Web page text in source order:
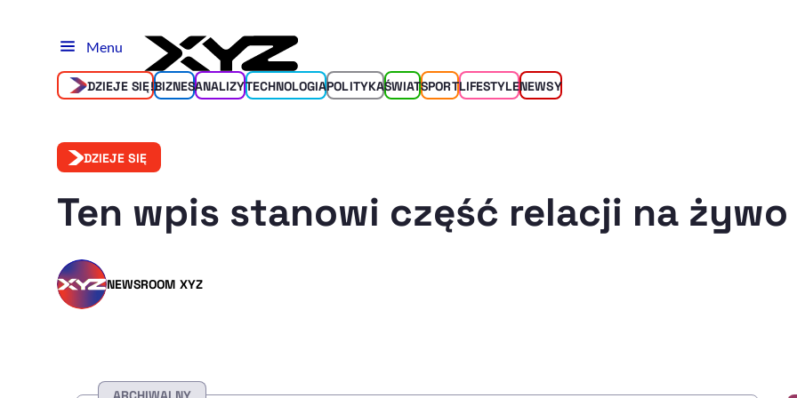
Menu
DZIEJE SIĘ!BIZNESANALIZYTECHNOLOGIAPOLITYKAŚWIATSPORTLIFESTYLENEWSY
DZIEJE SIĘ
Ten wpis stanowi część relacji na żywo
NEWSROOM XYZ